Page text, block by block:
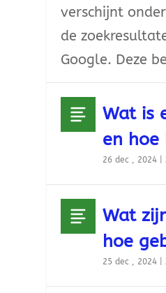
verschijnt
de
Google. Deze
Wat is
en hoe
26 dec , 2024 |
Wat
hoe
25 dec , 2024 |